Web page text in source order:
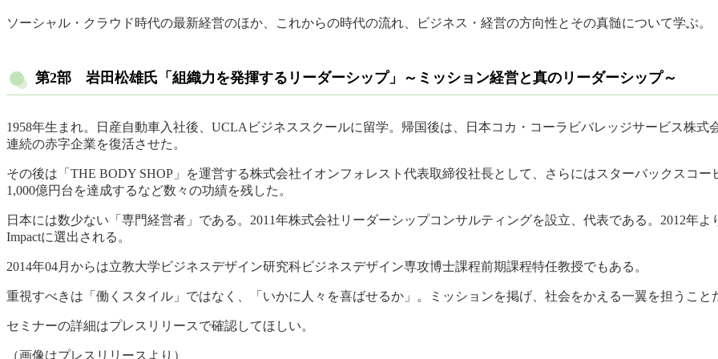
ソーシャル・クラウド時代の最新経営のほか、これからの時代の流れ、ビジネス・経営の方向性とその真髄について学ぶ。
第2部 岩田松雄氏「組織力を発揮するリーダーシップ」～ミッション経営と真のリーダーシップ～
1958年生まれ。日産自動車入社後、UCLAビジネススクールに留学。帰国後は、日本コカ・コーラビバレッジサービス株
連続の赤字企業を復活させた。
その後は「THE BODY SHOP」を運営する株式会社イオンフォレスト代表取締役社長として、さらにはスターバックスコ
1,000億円台を達成するなど数々の功績を残した。
日本には数少ない「専門経営者」である。2011年株式会社リーダーシップコンサルティングを設立、代表である。2012年
Impactに選出される。
2014年04月からは立教大学ビジネスデザイン研究科ビジネスデザイン専攻博士課程前期課程特任教授でもある。
重視すべきは「働くスタイル」ではなく、「いかに人々を喜ばせるか」。ミッションを掲げ、社会をかえる一翼を担うこ
セミナーの詳細はプレスリリースで確認してほしい。
（画像はプレスリリースより）